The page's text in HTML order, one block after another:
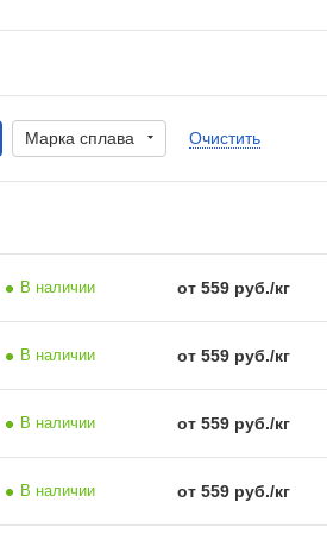
Марка сплава Очистить
В наличии от 559 руб./кг
В наличии от 559 руб./кг
В наличии от 559 руб./кг
В наличии от 559 руб./кг